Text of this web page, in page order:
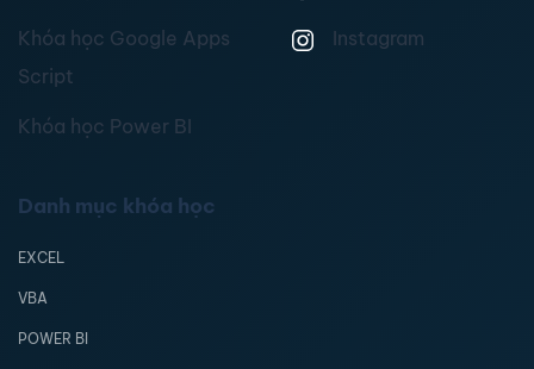
Khóa học Google Apps
Script
Khóa học Power BI
Instagram
Danh mục khóa học
EXCEL
VBA
POWER BI